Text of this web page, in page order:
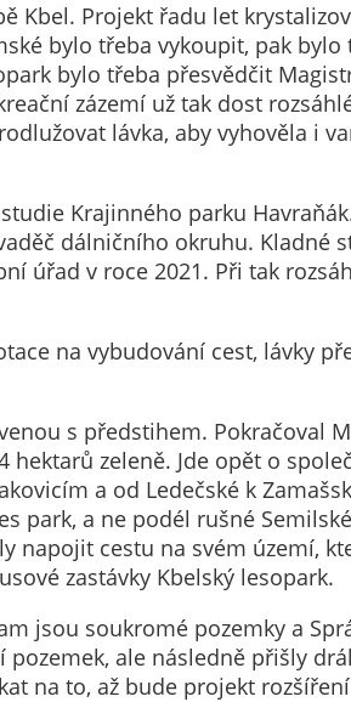
Kbel. Projekt řadu let
bylo třeba vykoupit, pak bylo
bylo třeba přesvědčit
zázemí už tak dost
lávka, aby vyhověla i
Krajinného parku
dálničního okruhu. Kladné
úřad v roce 2021. Při tak
na vybudování cest, lávky
s předstihem. Pokračoval
zeleně. Jde opět o
a od Ledečské k
park, a ne podél rušné
napojit cestu na svém území,
zastávky Kbelský lesopark.
jsou soukromé pozemky a
ale následně přišly
na to, až bude projekt